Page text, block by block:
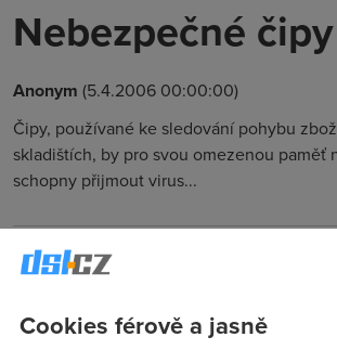
Nebezpečné
Anonym (5.4.2006 00:00:00)
Čipy, používané ke sledování pohybu
skladištích, by pro svou omezenou paměť
schopny přijmout virus...
Anonym(5.4.2006 16:13:56)
napřeskáčku tyhle dvě používáte.
Cookies férově a jasně